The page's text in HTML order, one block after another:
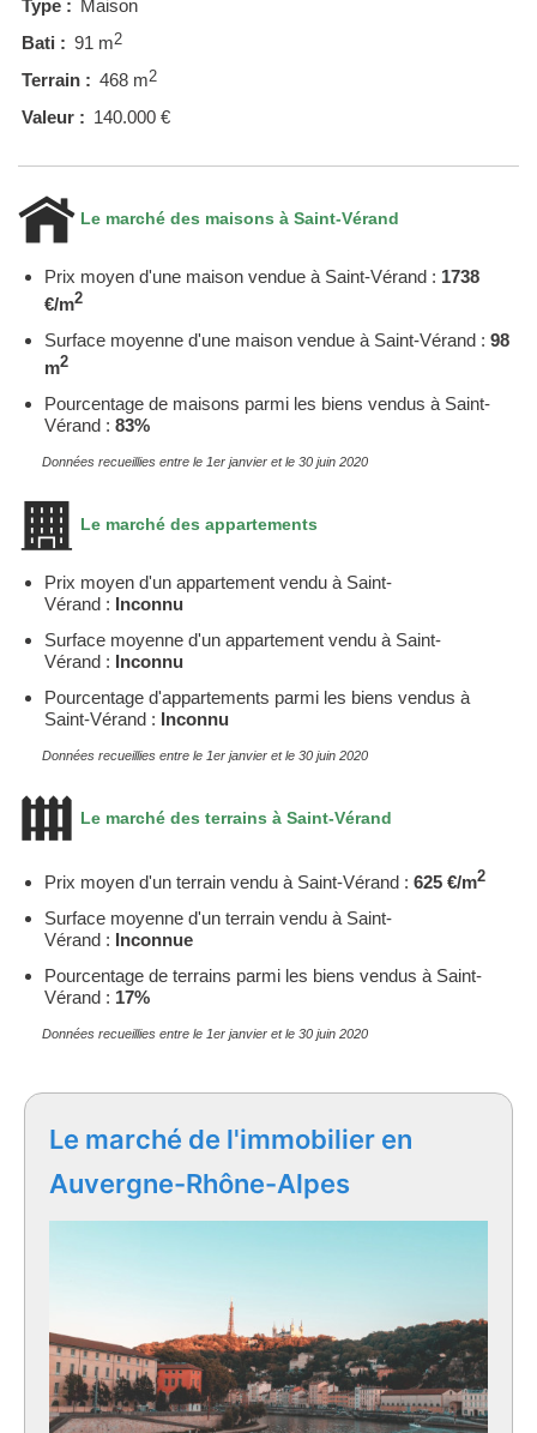
Type : Maison
Bati : 91 m2
Terrain : 468 m2
Valeur : 140.000 €
Le marché des maisons à Saint-Vérand
Prix moyen d'une maison vendue à Saint-Vérand : 1738
€/m2
Surface moyenne d'une maison vendue à Saint-Vérand : 98
m2
Pourcentage de maisons parmi les biens vendus à Saint-
Vérand : 83%
Données recueillies entre le 1er janvier et le 30 juin 2020
Le marché des appartements
Prix moyen d'un appartement vendu à Saint-
Vérand : Inconnu
Surface moyenne d'un appartement vendu à Saint-
Vérand : Inconnu
Pourcentage d'appartements parmi les biens vendus à
Saint-Vérand : Inconnu
Données recueillies entre le 1er janvier et le 30 juin 2020
Le marché des terrains à Saint-Vérand
Prix moyen d'un terrain vendu à Saint-Vérand : 625 €/m2
Surface moyenne d'un terrain vendu à Saint-
Vérand : Inconnue
Pourcentage de terrains parmi les biens vendus à Saint-
Vérand : 17%
Données recueillies entre le 1er janvier et le 30 juin 2020
Le marché de l'immobilier en
Auvergne-Rhône-Alpes